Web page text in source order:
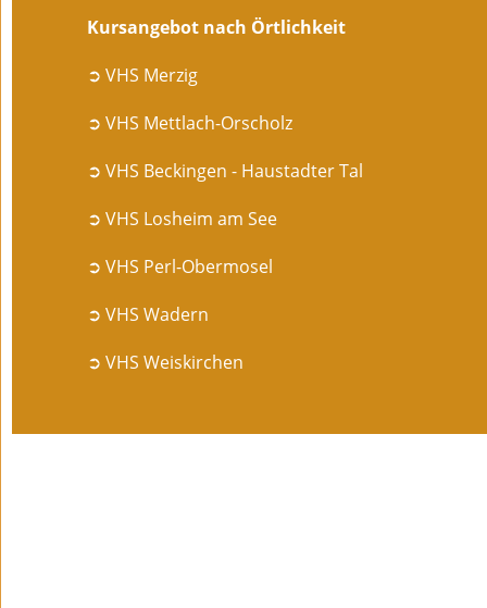
Kursangebot nach Örtlichkeit
➲ VHS Merzig
➲ VHS Mettlach-Orscholz
➲ VHS Beckingen - Haustadter Tal
➲ VHS Losheim am See
➲ VHS Perl-Obermosel
➲ VHS Wadern
➲ VHS Weiskirchen